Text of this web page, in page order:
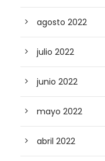
agosto 2022
julio 2022
junio 2022
mayo 2022
abril 2022